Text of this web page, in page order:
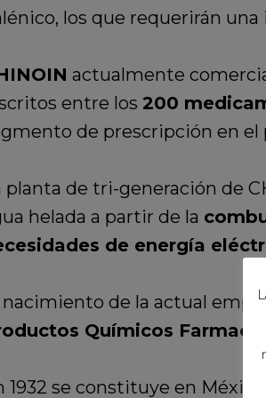
los que requerirán
actualmente
entre los 200
de prescripción en el
planta de tri-generación de
helada a partir de la
de energía
nacimiento de la actual
Químicos
1932 se constituye en México